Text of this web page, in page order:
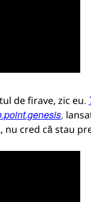
de firave, zic eu.
,
cred că stau